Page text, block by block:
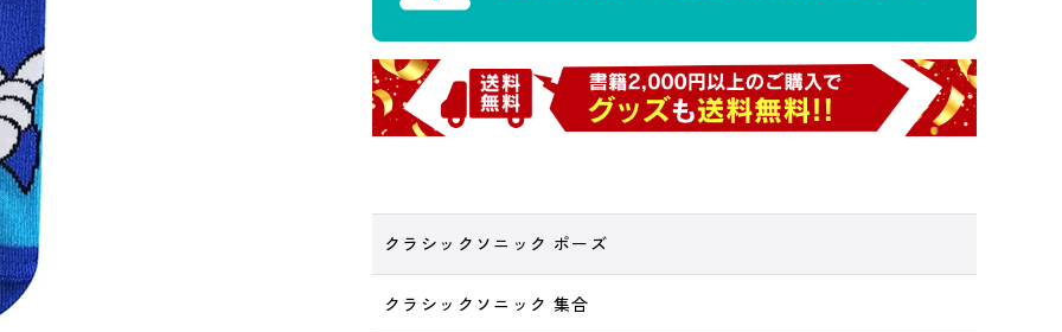
クラシックソニック ポーズ
クラシックソニック 集合